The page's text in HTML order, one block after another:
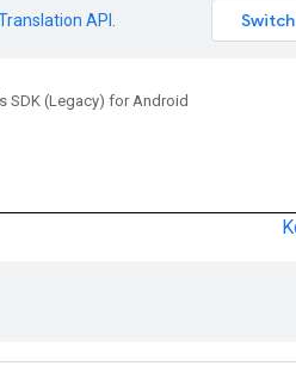
API
SDK (Legacy) for Android